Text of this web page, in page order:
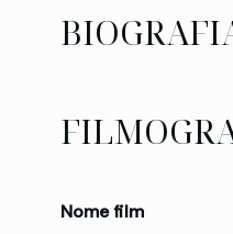
Nome film